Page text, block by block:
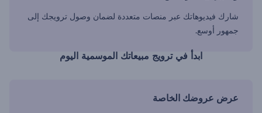
شارك فيديوهاتك عبر منصات متعددة لضمان وصول ترويجك إلى
جمهور أوسع.
ابدأ في ترويج مبيعاتك الموسمية اليوم
عرض عروضك الخاصة